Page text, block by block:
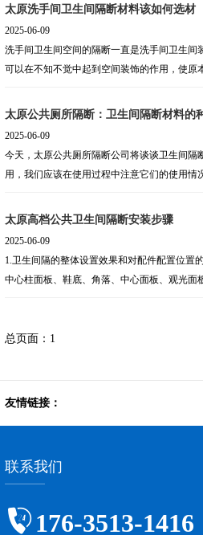
太原洗手间卫生间隔断材料该如何选材
2025-06-09
洗手间卫生间空间的隔断一直是洗手间卫生
可以在不知不觉中起到空间装饰的作用，使
太原公共厕所隔断：卫生间隔断材料的
2025-06-09
今天，太原公共厕所隔断公司将谈谈卫生间
用，我们应该在使用过程中注意它们的使用情
太原高档公共卫生间隔断安装步骤
2025-06-09
1.卫生间隔的整体设置效果和对配件配置位置
中心柱面板、鞋底、角落、中心面板、观光面
总页面：1
友情链接：
联系我们
176-3513-1416